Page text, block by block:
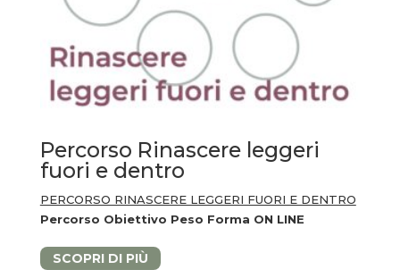
Percorso Rinascere leggeri
fuori e dentro
PERCORSO RINASCERE LEGGERI FUORI E DENTRO
Percorso Obiettivo Peso Forma ON LINE
SCOPRI DI PIÙ